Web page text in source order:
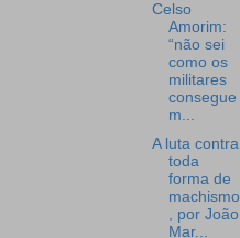
Celso
Amorim:
“não sei
como os
militares
consegue
m...
A luta contra
toda
forma de
machismo
, por João
Mar...